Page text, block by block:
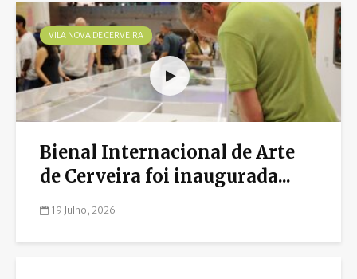
VILA NOVA DE CERVEIRA
Bienal Internacional de Arte
de Cerveira foi inaugurada...
19 Julho, 2026